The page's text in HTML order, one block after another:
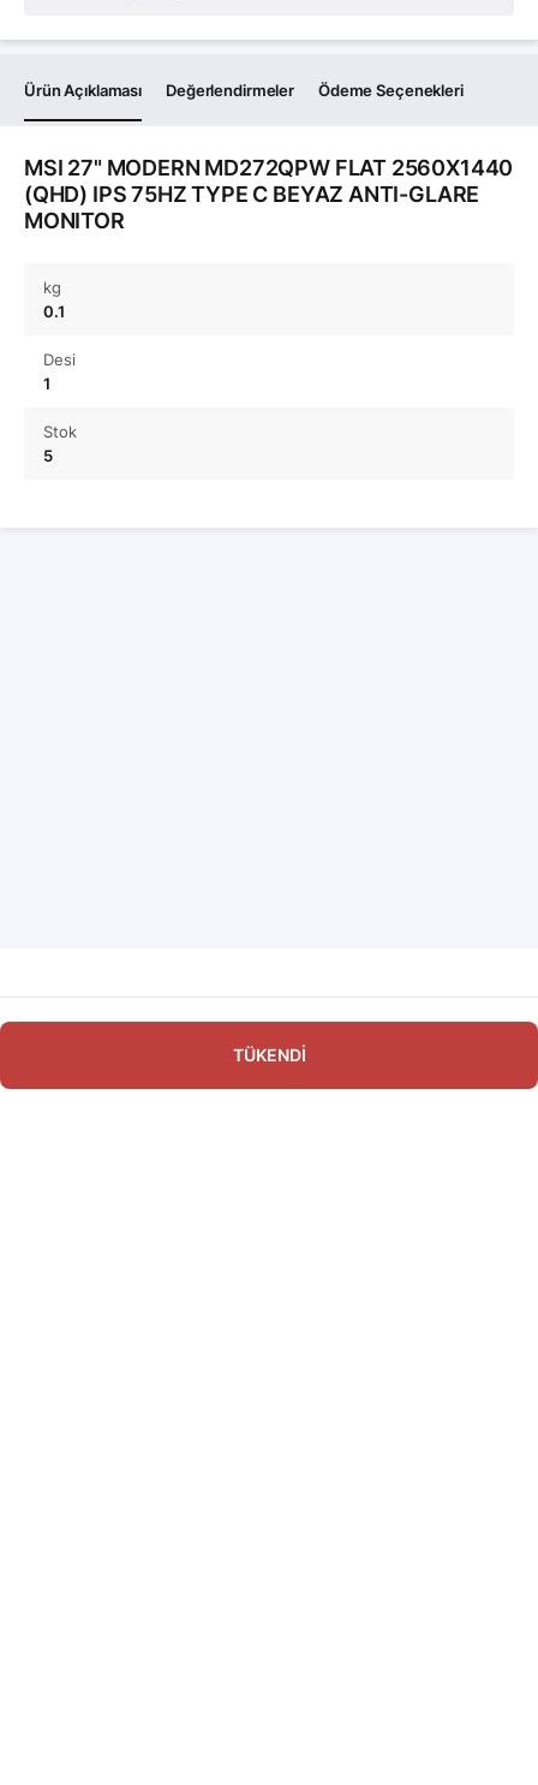
Ürün Açıklaması Değerlendirmeler Ödeme Seçenekleri
MSI 27" MODERN MD272QPW FLAT 2560X1440
(QHD) IPS 75HZ TYPE C BEYAZ ANTI-GLARE
MONITOR
kg
0.1
Desi
1
Stok
5
TÜKENDİ